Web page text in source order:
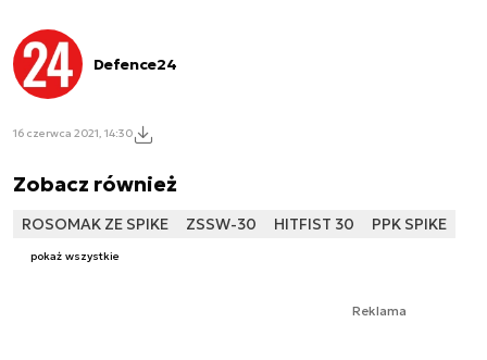
Defence24
16 czerwca 2021, 14:30
Zobacz również
ROSOMAK ZE SPIKE ZSSW-30 HITFIST 30 PPK SPIKE
pokaż wszystkie
Reklama